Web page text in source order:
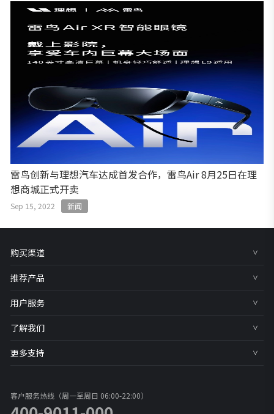
雷鸟创新与理想汽车达成首发合作，雷鸟Air 8月25日在理
想商城正式开卖
Sep 15, 2022 新闻
购买渠道
推荐产品
用户服务
了解我们
更多支持
客户服务热线（周一至周日 06:00-22:00）